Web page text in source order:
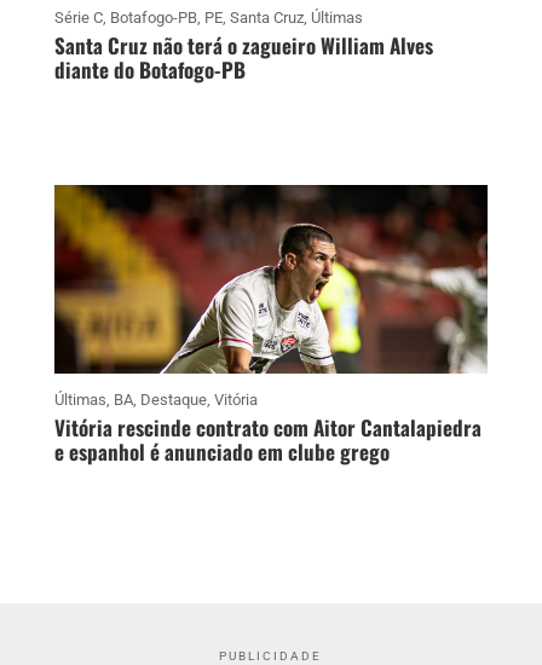
Série C, Botafogo-PB, PE, Santa Cruz, Últimas
Santa Cruz não terá o zagueiro William Alves
diante do Botafogo-PB
Últimas, BA, Destaque, Vitória
Vitória rescinde contrato com Aitor Cantalapiedra
e espanhol é anunciado em clube grego
PUBLICIDADE